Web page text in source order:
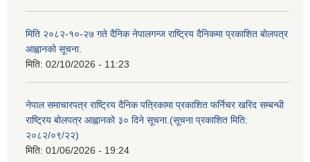
मिति २०८२-१०-२७ गते दैनिक नेपालगन्ज राष्ट्रिय दैनिकमा प्रकाशित बोलपत्र
आह्वानको सूचना.
मिति: 02/10/2026 - 11:23
नेपाल समाचारपत्र राष्ट्रिय दैनिक पत्रिकामा प्रकाशित फर्निचर खरिद सम्बन्धी
राष्ट्रिय बोलपत्र आह्वानको ३० दिने सूचना.(सूचना प्रकाशित मिति:
२०८२/०९/२२)
मिति: 01/06/2026 - 19:24